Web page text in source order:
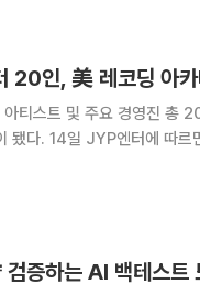
인, 美 레코딩 아카
티스트 및 주요 경영진 총
을 비롯해 트
증하는 AI 백테스트